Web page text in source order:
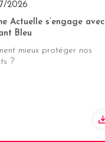
2026
Actuelle s’engage avec
Bleu
mieux protéger nos
?